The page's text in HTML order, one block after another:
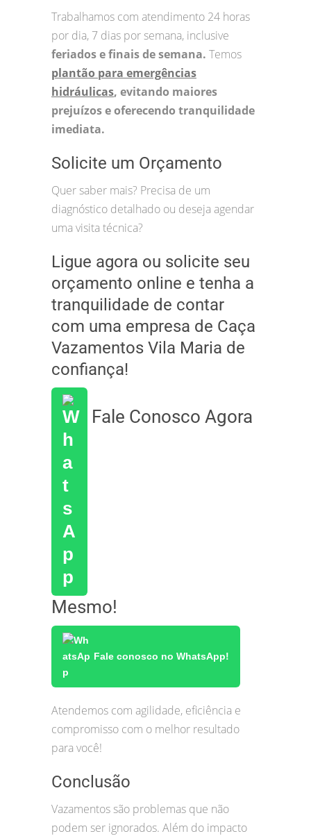
Trabalhamos com atendimento 24 horas
por dia, 7 dias por semana, inclusive
feriados e finais de semana. Temos
plantão para emergências
hidráulicas, evitando maiores
prejuízos e oferecendo tranquilidade
imediata.
Solicite um Orçamento
Quer saber mais? Precisa de um
diagnóstico detalhado ou deseja agendar
uma visita técnica?
Ligue agora ou solicite seu
orçamento online e tenha a
tranquilidade de contar
com uma empresa de Caça
Vazamentos Vila Maria de
confiança!
Fale Conosco Agora
Mesmo!
Fale conosco no WhatsApp!
Atendemos com agilidade, eficiência e
compromisso com o melhor resultado
para você!
Conclusão
Vazamentos são problemas que não
podem ser ignorados. Além do impacto